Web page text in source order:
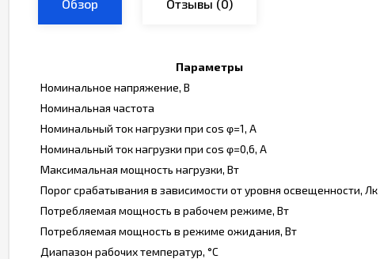
Обзор Отзывы (0)
Параметры
Номинальное напряжение, В
Номинальная частота
Номинальный ток нагрузки при cos φ=1, А
Номинальный ток нагрузки при cos φ=0,6, А
Максимальная мощность нагрузки, Вт
Порог срабатывания в зависимости от уровня освещенности, Лк
Потребляемая мощность в рабочем режиме, Вт
Потребляемая мощность в режиме ожидания, Вт
Диапазон рабочих температур, °С